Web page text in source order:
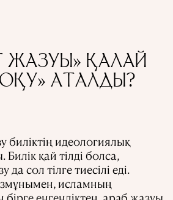
ҚАЛАЙ
АТАЛДЫ?
биліктің идеологиялық
Билік қай тілді болса,
да сол тілге тиесілі еді.
исламның
енгендіктен, араб жазуы